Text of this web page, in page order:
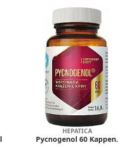
HEPATICA
Pycnogenol 60 Kappen.